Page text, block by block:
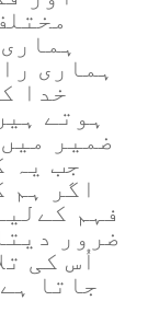
ہماری
خدا
ہوتے
ضمیر
جب یہ
اگر ہم
فہم
ضرور
اُس کی
جاتا